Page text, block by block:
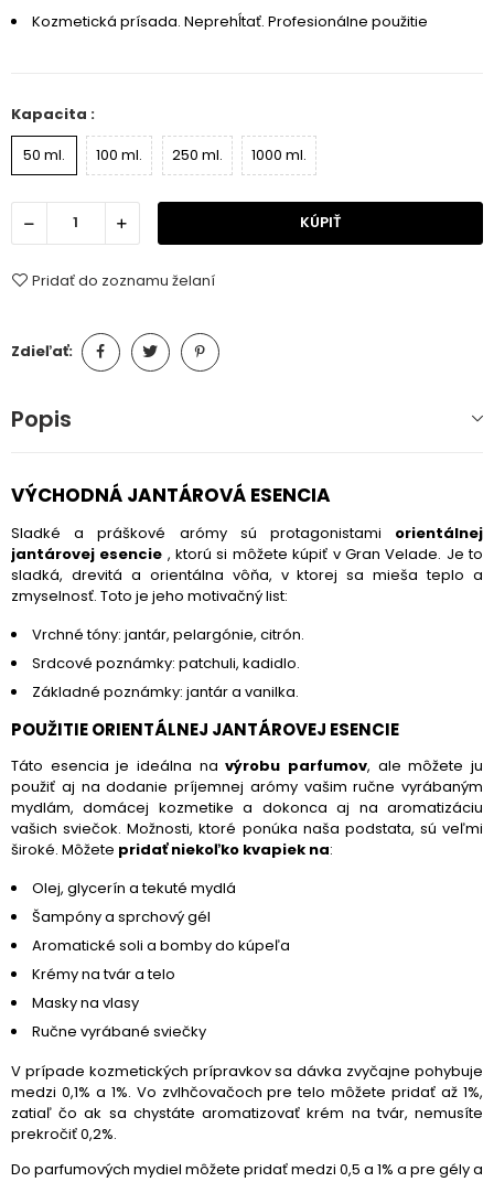
Kozmetická prísada. Neprehĺtať. Profesionálne použitie
Kapacita :
50 ml.
100 ml. 250 ml. 1000 ml.
KÚPIŤ
Pridať do zoznamu želaní
Zdieľať:
Popis
VÝCHODNÁ JANTÁROVÁ ESENCIA
Sladké a práškové arómy sú protagonistami orientálnej
jantárovej esencie , ktorú si môžete kúpiť v Gran Velade. Je to
sladká, drevitá a orientálna vôňa, v ktorej sa mieša teplo a
zmyselnosť. Toto je jeho motivačný list:
Vrchné tóny: jantár, pelargónie, citrón.
Srdcové poznámky: patchuli, kadidlo.
Základné poznámky: jantár a vanilka.
POUŽITIE ORIENTÁLNEJ JANTÁROVEJ ESENCIE
Táto esencia je ideálna navýrobu parfumov, ale môžete ju
použiť aj na dodanie príjemnej arómy vašim ručne vyrábaným
mydlám, domácej kozmetike a dokonca aj na aromatizáciu
vašich sviečok. Možnosti, ktoré ponúka naša podstata, sú veľmi
široké. Môžete pridať niekoľko kvapiek na:
Olej, glycerín a tekuté mydlá
Šampóny a sprchový gél
Aromatické soli a bomby do kúpeľa
Krémy na tvár a telo
Masky na vlasy
Ručne vyrábané sviečky
V prípade kozmetických prípravkov sa dávka zvyčajne pohybuje
medzi 0,1% a 1%. Vo zvlhčovačoch pre telo môžete pridať až 1%,
zatiaľ čo ak sa chystáte aromatizovať krém na tvár, nemusíte
prekročiť 0,2%.
Do parfumových mydiel môžete pridať medzi 0,5 a 1% a pre gély a